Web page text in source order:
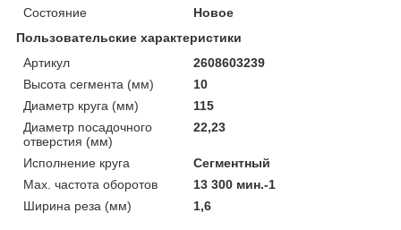
Состояние
Новое
Пользовательские характеристики
Артикул
2608603239
Высота сегмента (мм)
10
Диаметр круга (мм)
115
Диаметр посадочного
отверстия (мм)
22,23
Исполнение круга
Сегментный
Мах. частота оборотов
13 300 мин.-1
Ширина реза (мм)
1,6